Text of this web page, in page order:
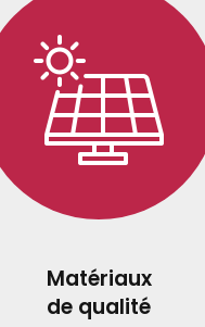
Matériaux
de qualité